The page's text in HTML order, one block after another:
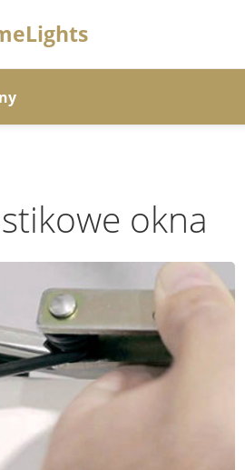
okna